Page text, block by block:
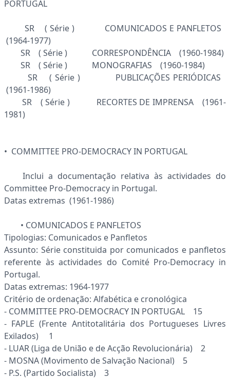
PORTUGAL
SR ( Série ) COMUNICADOS E PANFLETOS
(1964-1977)
SR ( Série ) CORRESPONDÊNCIA (1960-1984)
SR ( Série ) MONOGRAFIAS (1960-1984)
SR ( Série ) PUBLICAÇÕES PERIÓDICAS
(1961-1986)
SR ( Série ) RECORTES DE IMPRENSA (1961-
1981)
• COMMITTEE PRO-DEMOCRACY IN PORTUGAL
Inclui a documentação relativa às actividades do
Committee Pro-Democracy in Portugal.
Datas extremas (1961-1986)
• COMUNICADOS E PANFLETOS
Tipologias: Comunicados e Panfletos
Assunto: Série constituida por comunicados e panfletos
referente às actividades do Comité Pro-Democracy in
Portugal.
Datas extremas: 1964-1977
Critério de ordenação: Alfabética e cronológica
- COMMITTEE PRO-DEMOCRACY IN PORTUGAL 15
- FAPLE (Frente Antitotalitária dos Portugueses Livres
Exilados) 1
- LUAR (Liga de União e de Acção Revolucionária) 2
- MOSNA (Movimento de Salvação Nacional) 5
- P.S. (Partido Socialista) 3